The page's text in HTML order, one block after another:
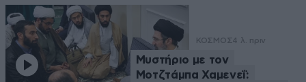
ΚΟΣΜΟΣ4 λ. πριν
Μυστήριο με τον
Μοτζτάμπα Χαμενεΐ: